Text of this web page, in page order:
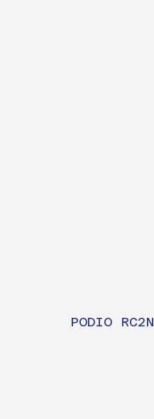
PODIO RC2N